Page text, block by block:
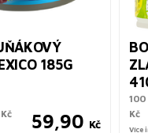
185G
59,90 Kč
100
Kč
Více